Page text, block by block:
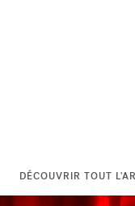
DÉCOUVRIR TOUT